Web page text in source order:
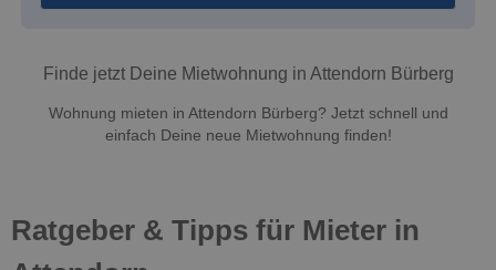
Finde jetzt Deine Mietwohnung in Attendorn Bürberg
Wohnung mieten in Attendorn Bürberg? Jetzt schnell und
einfach Deine neue Mietwohnung finden!
Ratgeber & Tipps für Mieter in